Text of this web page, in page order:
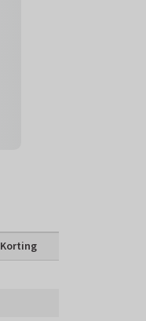
Korting